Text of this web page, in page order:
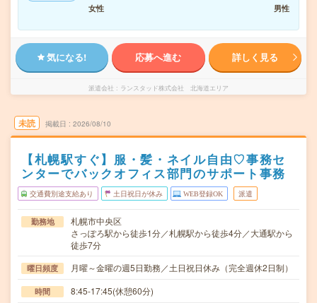
女性
男性
気になる! 応募へ進む 詳しく見る
派遣会社 ランスタッド株式会社 北海道エリア
未読 掲載日 2026/08/10
【札幌駅すぐ】服・髪・ネイル自由♡事務セ
ンターでバックオフィス部門のサポート事務
交通費別途支給あり 土日祝日が休み WEB登録OK 派遣
勤務地
札幌市中央区
さっぽろ駅から徒歩1分／札幌駅から徒歩4分／大通駅から
徒歩7分
曜日頻度 月曜～金曜の週5日勤務／土日祝日休み（完全週休2日制）
時間 8:45-17:45(休憩60分)